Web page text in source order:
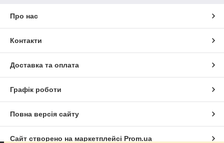
Про нас
Контакти
Доставка та оплата
Графік роботи
Повна версія сайту
Сайт створено на маркетплейсі Prom.ua